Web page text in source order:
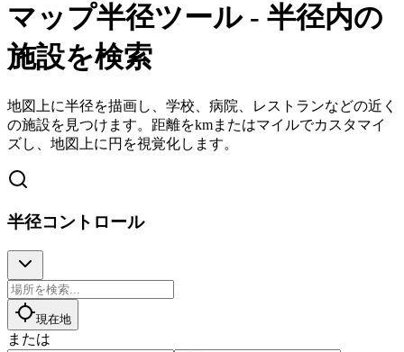
マップ半径ツール - 半径内の
施設を検索
地図上に半径を描画し、学校、病院、レストランなどの近く
の施設を見つけます。距離をkmまたはマイルでカスタマイ
ズし、地図上に円を視覚化します。
半径コントロール
現在地
または